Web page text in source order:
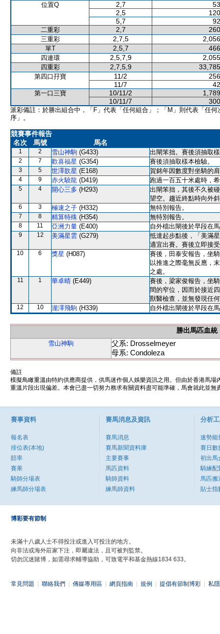
位置Q 2,7
2,5
5,7
二重彩 2,7
三重彩 2,7,5
單T 2,5,7
四連環 2,5,7,9
四重彩 2,7,5,9
第四口孖寶 11/2
11/7
第一口三寶 10/11/2
10/11/7
派彩備註：於勝出組合中，「F」代表「任何組合」；「M」則代表「任何
序」。
競賽事件報告
名次
馬號 馬名
1 2 雪山神駒 (G433) 出閘笨拙。賽後須抽取
2 7 歡喜福星 (G354) 賽後須抽取樣本檢驗。
3 5 世澤歆星 (E168) 賀銘年因數度對坐騎的
4 9 赤火驍龍 (D419) 跑過一百五十米處時，
5 4 開心三多 (H293)
出閘笨拙，其後不久被
望空。趨近終點時向外
6 3 極速之子 (H332) 無特別報告。
7 8 精算特殊 (H354) 無特別報告。
8 11 亞洲力量 (E400) 自外檔出閘後於早段在
9 12 美滿星雲 (G279)
抵達起步點後，「美滿
適宜出賽。賽後立即接
10 6 獎星 (H087)
賽後，田泰安報告，坐
以推進之際毫無反應，
之處。
11 1 華卓晴 (E449)
賽後，梁家俊報告，坐
間的窄位，因而於接近
獸醫檢查，並無發現任
12 10 瀧澤飛駒 (H339) 自外檔出閘後於早段在
勝出馬匹血統
雪山神駒
父系: Drosselmeyer
母系: Condoleza
備註
模擬鳥瞰重溫由特約供應商提供，供馬迷作個人娛樂資訊之用。但由於香港馬
重溫片段出現偏差。本會已盡一切努力務求有關資料盡可能準確，馬會就此並
賽事資料
報名表
排位表(本地)
賠率
賽果
騎師分場表
練馬師分場表
賽馬消息及資訊
賽馬消息
賽馬新聞資料庫
主要賽事
馬匹資料
騎師資料
練馬師資料
分析
速勢能
賽日數
初出馬
騎練配
馬匹搬
貼士指
博彩要有節制
未滿十八歲人士不得投注或進入可投注的地方。
向非法或海外莊家下注，即屬違法，且可被判監禁。
切勿沉迷賭博，如需尋求輔導協助，可致電平和基金熱線1834 633。
常見問題 聯絡我們 傳媒專用區 網頁指南 規例 提倡有節制博彩 私